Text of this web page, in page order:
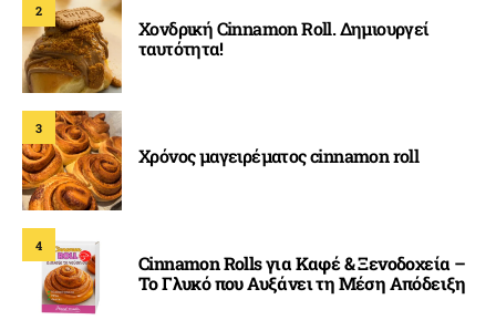
2
Χονδρική Cinnamon Roll. Δημιουργεί
ταυτότητα!
3
Χρόνος μαγειρέματος cinnamon roll
4
Cinnamon Rolls για Καφέ & Ξενοδοχεία –
Το Γλυκό που Αυξάνει τη Μέση Απόδειξη